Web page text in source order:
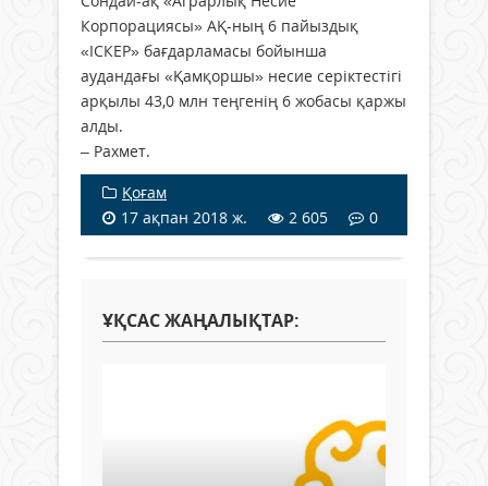
Корпорациясы» АҚ-ның 6 пайыздық
«ІСКЕР» бағдарламасы бойынша
аудандағы «Қамқоршы» несие серіктестігі
арқылы 43,0 млн теңгенің 6 жобасы қаржы
алды.
– Рахмет.
Қоғам
17 ақпан 2018 ж.
2 605 0
ҰҚСАС ЖАҢАЛЫҚТАР: